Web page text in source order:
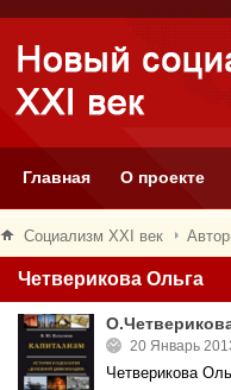
Главная О проекте
Социализм XXI век
Четверикова Ольга
20 Январь
Четверикова